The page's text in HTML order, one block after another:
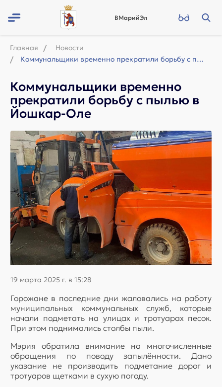
ВМарийЭл
Главная
Новости
Коммунальщики временно прекратили борьбу с пылью в Йошкар-Оле
Коммунальщики временно
прекратили борьбу с пылью в
Йошкар-Оле
19 марта 2025 г. в 15:28
Горожане в последние дни жаловались на работу
муниципальных коммунальных служб, которые
начали подметать на улицах и тротуарах песок.
При этом поднимались столбы пыли.
Мэрия обратила внимание на многочисленные
обращения по поводу запылённости. Дано
указание не производить подметание дорог и
тротуаров щетками в сухую погоду.